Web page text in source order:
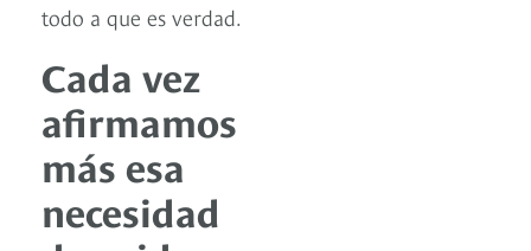
todo a que es verdad.
Cada vez
afirmamos
más esa
necesidad